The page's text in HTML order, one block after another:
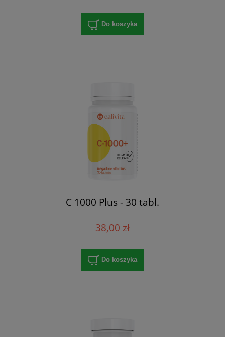
Do koszyka
C 1000 Plus - 30 tabl.
38,00 zł
Do koszyka